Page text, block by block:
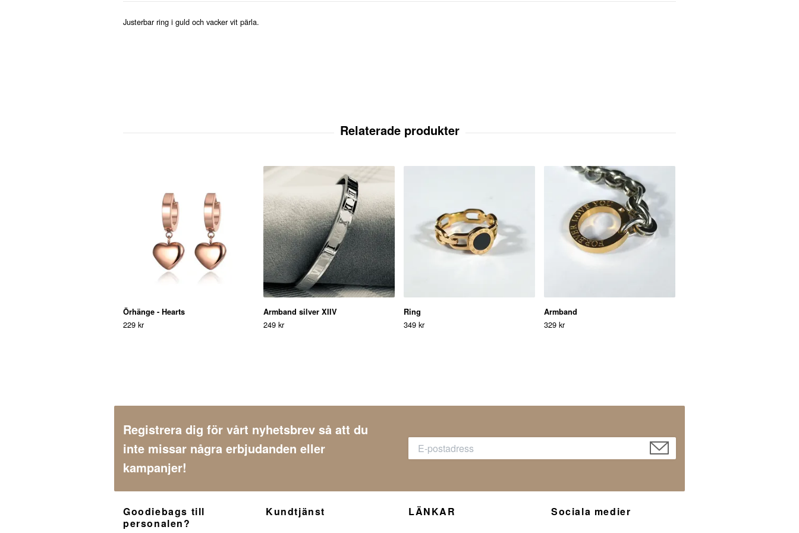
Justerbar ring i guld och vacker vit pärla.
Örhänge - Hearts
229 kr
Armband silver XIIV
249 kr
Ring
349 kr
Armband
329 kr
Registrera dig för vårt nyhetsbrev så att du
inte missar några erbjudanden eller
kampanjer!
Goodiebags till
personalen?
Kundtjänst LÄNKAR Sociala medier